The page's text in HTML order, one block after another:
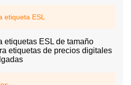
etiqueta ESL
etiquetas ESL de tamaño
etiquetas de precios digitales